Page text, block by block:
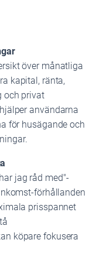
över månatliga
kapital, ränta,
och privat
användarna
för husägande och
jag råd med"-
förhållanden
prisspannet
köpare fokusera